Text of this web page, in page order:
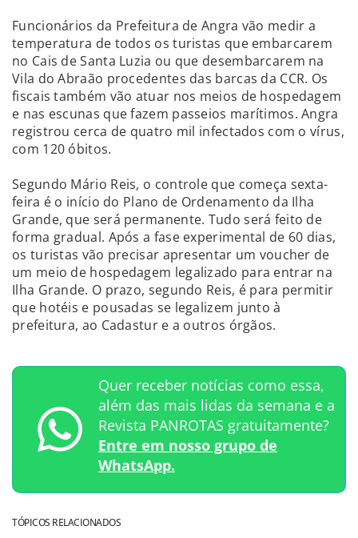
Funcionários da Prefeitura de Angra vão medir a
temperatura de todos os turistas que embarcarem
no Cais de Santa Luzia ou que desembarcarem na
Vila do Abraão procedentes das barcas da CCR. Os
fiscais também vão atuar nos meios de hospedagem
e nas escunas que fazem passeios marítimos. Angra
registrou cerca de quatro mil infectados com o vírus,
com 120 óbitos.
Segundo Mário Reis, o controle que começa sexta-
feira é o início do Plano de Ordenamento da Ilha
Grande, que será permanente. Tudo será feito de
forma gradual. Após a fase experimental de 60 dias,
os turistas vão precisar apresentar um voucher de
um meio de hospedagem legalizado para entrar na
Ilha Grande. O prazo, segundo Reis, é para permitir
que hotéis e pousadas se legalizem junto à
prefeitura, ao Cadastur e a outros órgãos.
Quer receber notícias como essa,
além das mais lidas da semana e a
Revista PANROTAS gratuitamente?
Entre em nosso grupo de
WhatsApp.
TÓPICOS RELACIONADOS